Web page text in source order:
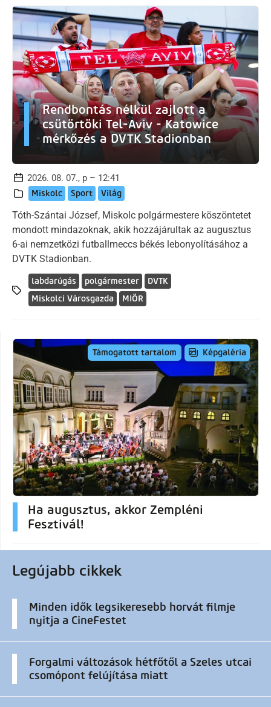
Rendbontás nélkül zajlott a
csütörtöki Tel-Aviv - Katowice
mérkőzés a DVTK Stadionban
2026. 08. 07., p – 12:41
Miskolc Sport Világ
Tóth-Szántai József, Miskolc polgármestere köszöntetet
mondott mindazoknak, akik hozzájárultak az augusztus
6-ai nemzetközi futballmeccs békés lebonyolításához a
DVTK Stadionban.
labdarúgás polgármester
DVTK
Miskolci Városgazda
MIÖR
Támogatott tartalom Képgaléria
Ha augusztus, akkor Zempléni
Fesztivál!
Legújabb cikkek
Minden idők legsikeresebb horvát filmje
nyitja a CineFestet
Forgalmi változások hétfőtől a Szeles utcai
csomópont felújítása miatt